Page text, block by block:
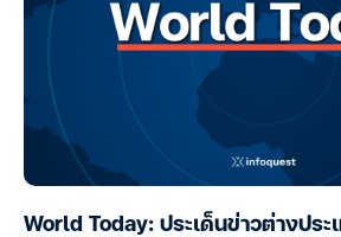
World Today: ประเด็นข่าวต่างปร